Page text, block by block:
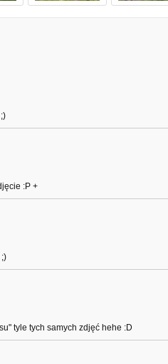
:P +
tyle tych samych zdjęć hehe :D